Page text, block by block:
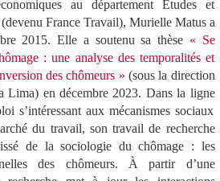
au département Études et
France Travail), Murielle Matus a
2015. Elle a soutenu sa thèse « Se
: une analyse des temporalités et
des chômeurs » (sous la direction
Lima) en décembre 2023. Dans la ligne
s’intéressant aux mécanismes sociaux
du travail, son travail de recherche
de la sociologie du chômage : les
des chômeurs. À partir d’une